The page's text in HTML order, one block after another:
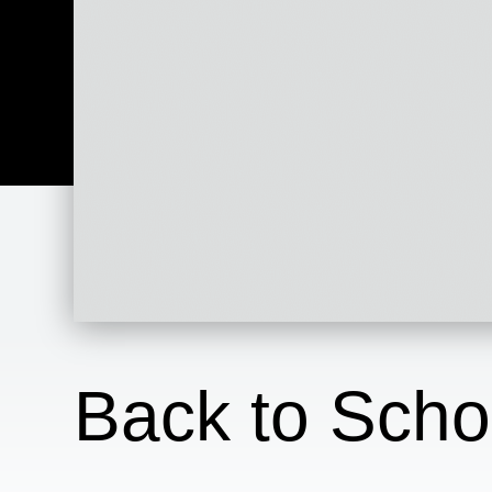
Back to